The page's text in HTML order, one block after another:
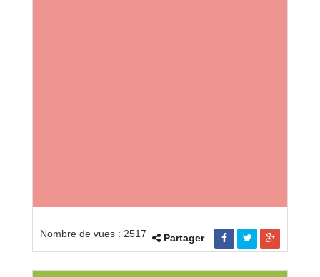
Nombre de vues : 2517 Partager